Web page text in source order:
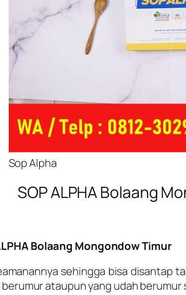
Sop Alpha
SOP ALPHA Bolaang
Bolaang Mongondow Timur
sehingga bisa disantap
ataupun yang udah berumur